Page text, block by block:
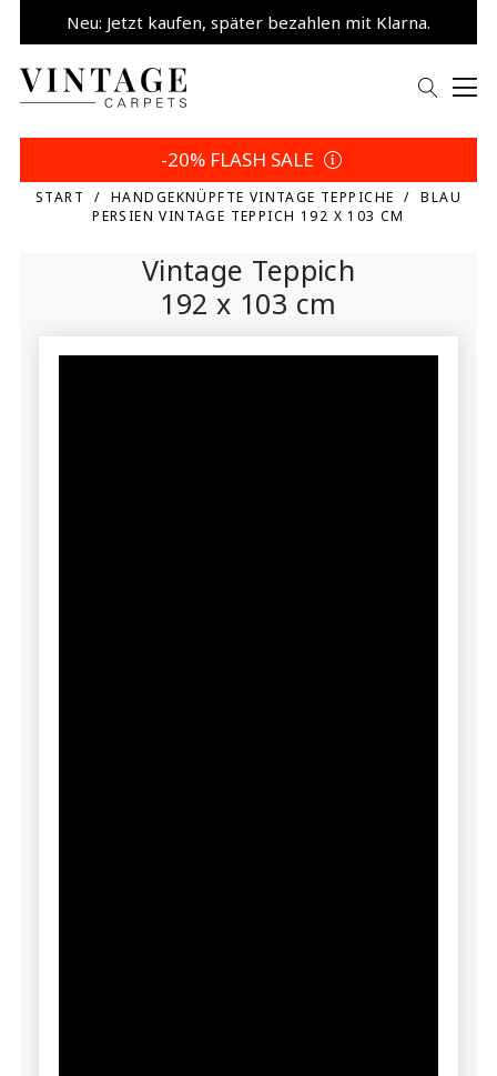
5% sparen | Eigene Wahl
Neu: Jetzt kaufen, später bezahlen mit Klarna.
-20% FLASH SALE
START HANDGEKNÜPFTE VINTAGE TEPPICHE
BLAU
PERSIEN VINTAGE TEPPICH 192 X 103 CM
Vintage Teppich
192 x 103 cm